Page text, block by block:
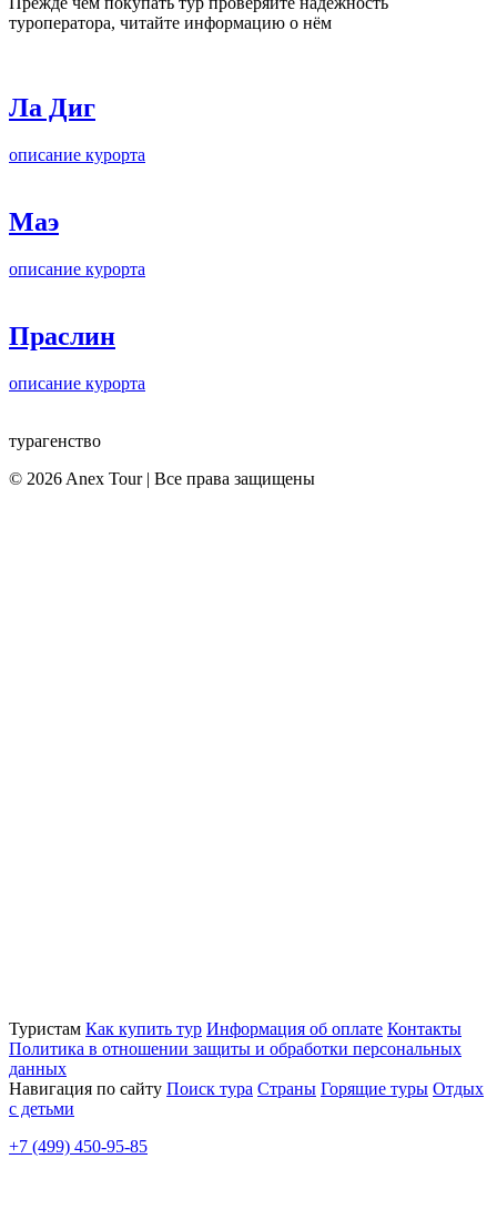
туроператора, читайте информацию о нём
Ла Диг
описание курорта
Маэ
описание курорта
Праслин
описание курорта
турагенство
© 2026 Anex Tour | Все права защищены
Туристам Как купить тур Информация об оплате Контакты
Политика в отношении защиты и обработки персональных
данных
Навигация по сайту Поиск тура Страны Горящие туры Отдых
с детьми
+7 (499) 450-95-85